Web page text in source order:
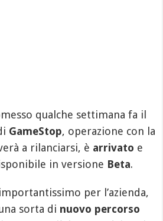
qualche settimana fa il
GameStop, operazione con la
a rilanciarsi, è arrivato e
in versione Beta.
per l’azienda,
sorta di nuovo percorso